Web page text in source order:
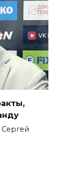
Сергей